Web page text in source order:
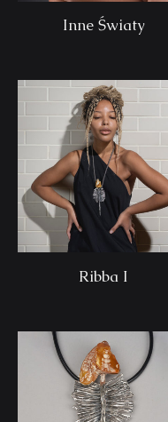
Inne Światy
Ribba I